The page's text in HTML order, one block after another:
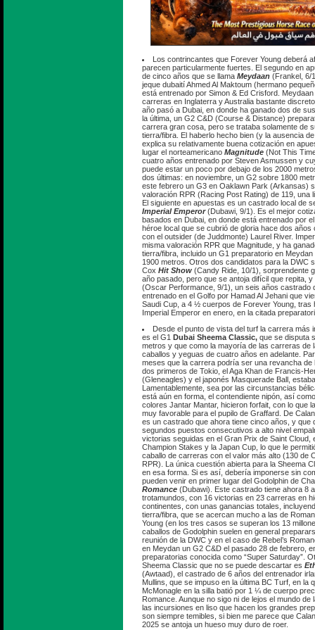
Los contrincantes que Forever Young deberá
parecen particularmente fuertes. El segundo en
de cinco años que se llama Meydaan (Frankel, 6/
jeque dubaití Ahmed Al Maktoum (hermano
está entrenado por Simon & Ed Crisford.
carreras en Inglaterra y Australia bastante
año pasó a Dubai, en donde ha ganado dos de
la última, un G2 C&D (Course & Distance)
carrera gran cosa, pero se trataba solamente de
tierra/fibra. El haberlo hecho bien (y la ausencia
explica su relativamente buena cotización en
lugar el norteamericano Magnitude (Not This
cuatro años entrenado por Steven Asmussen y
puede estar un poco por debajo de los 2000
dos últimas: en noviembre, un G2 sobre 1800
este febrero un G3 en Oaklawn Park (Arkansas)
valoración RPR (Racing Post Rating) de 119, una
El siguiente en apuestas es un castrado local de
Imperial Emperor(Dubawi, 9/1). Es el mejor
basados en Dubai, en donde está entrenado por
héroe local que se cubrió de gloria hace dos años
con el outsider (de Juddmonte) Laurel River.
misma valoración RPR que Magnitude, y ha
tierra/fibra, incluido un G1 preparatorio en
1900 metros. Otros dos candidatos para la DWC
Cox Hit Show (Candy Ride, 10/1), sorprendente
año pasado, pero que se antoja difícil que repita,
(Oscar Performance, 9/1), un seis años castrado
entrenado en el Golfo por Hamad Al Jehani que
Saudi Cup, a 4 ½ cuerpos de Forever Young, tras
Imperial Emperor en enero, en la citada
Desde el punto de vista del turf la carrera más
es el G1
Dubai Sheema Classic, que se disputa
metros y que como la mayoría de las carreras de
caballos y yeguas de cuatro años en adelante.
meses que la carrera podría ser una revancha de
dos primeros de Tokio, el Aga Khan de Francis-
(Gleneagles) y el japonés Masquerade Ball,
Lamentablemente, sea por las circunstancias
está aún en forma, el contendiente nipón, así
colores Jantar Mantar, hicieron forfait, con lo que
muy favorable para el pupilo de Graffard. De
es un castrado que ahora tiene cinco años, y que
segundos puestos consecutivos a alto nivel
victorias seguidas en el Gran Prix de Saint Cloud,
Champion Stakes y la Japan Cup, lo que le
caballo de carreras con el valor más alto (130 de
RPR). La única cuestión abierta para la Sheema
en esa forma. Si es así, debería imponerse sin
pueden venir en primer lugar del Godolphin de
Romance (Dubawi). Este castrado tiene ahora 8
trotamundos, con 16 victorias en 23 carreras en
continentes, con unas ganancias totales,
tierra/fibra, que se acercan mucho a las de
Young (en los tres casos se superan los 13
caballos de Godolphin suelen en general
reunión de la DWC y en el caso de Rebel’s
en Meydan un G2 C&D el pasado 28 de febrero,
preparatorias conocida como “Super Saturday”.
Sheema Classic que no se puede descartar es
(Awtaad), el castrado de 6 años del entrenador
Mullins, que se impuso en la última BC Turf, en la
McMonagle en la silla batió por 1 ¼ de cuerpo
Romance. Aunque no sigo ni de lejos el mundo
las incursiones en liso que hacen los grandes
son siempre temibles, si bien me parece que
2025 se antoja un hueso muy duro de roer.